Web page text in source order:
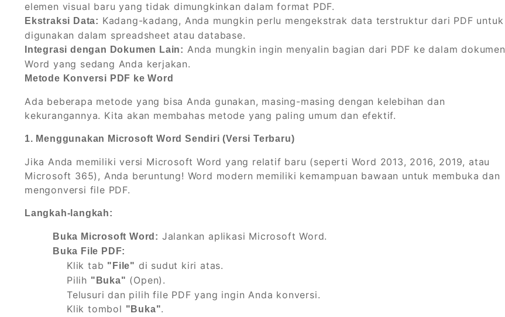
elemen visual baru yang tidak dimungkinkan dalam format PDF.
Ekstraksi Data: Kadang-kadang, Anda mungkin perlu mengekstrak data terstruktur dari PDF untuk
digunakan dalam spreadsheet atau database.
Integrasi dengan Dokumen Lain: Anda mungkin ingin menyalin bagian dari PDF ke dalam dokumen
Word yang sedang Anda kerjakan.
Metode Konversi PDF ke Word
Ada beberapa metode yang bisa Anda gunakan, masing-masing dengan kelebihan dan
kekurangannya. Kita akan membahas metode yang paling umum dan efektif.
1. Menggunakan Microsoft Word Sendiri (Versi Terbaru)
Jika Anda memiliki versi Microsoft Word yang relatif baru (seperti Word 2013, 2016, 2019, atau
Microsoft 365), Anda beruntung! Word modern memiliki kemampuan bawaan untuk membuka dan
mengonversi file PDF.
Langkah-langkah:
Buka Microsoft Word: Jalankan aplikasi Microsoft Word.
Buka File PDF:
Klik tab "File" di sudut kiri atas.
Pilih "Buka" (Open).
Telusuri dan pilih file PDF yang ingin Anda konversi.
Klik tombol "Buka".